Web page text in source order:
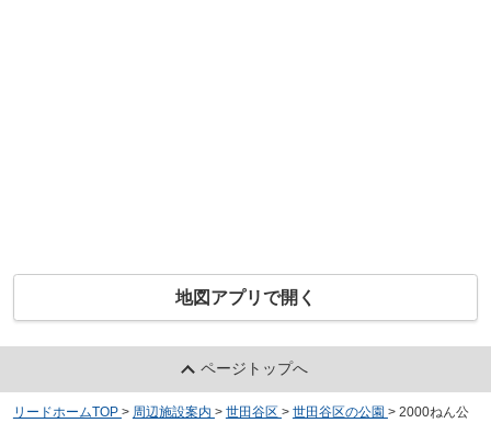
地図アプリで開く
ページトップへ
リードホームTOP > 周辺施設案内 > 世田谷区 > 世田谷区の公園 > 2000ねん公